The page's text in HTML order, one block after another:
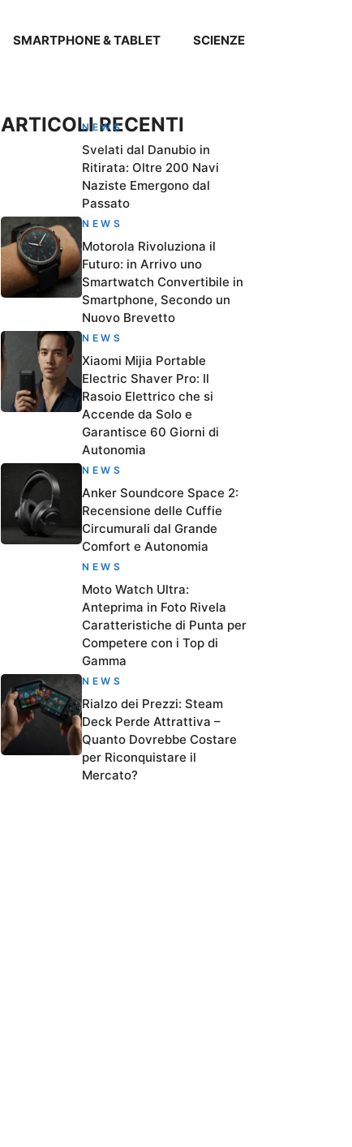
SMARTPHONE & TABLET SCIENZE
ARTICOLI RECENTI
NEWS
Svelati dal Danubio in
Ritirata: Oltre 200 Navi
Naziste Emergono dal
Passato
NEWS
Motorola Rivoluziona il
Futuro: in Arrivo uno
Smartwatch Convertibile in
Smartphone, Secondo un
Nuovo Brevetto
NEWS
Xiaomi Mijia Portable
Electric Shaver Pro: Il
Rasoio Elettrico che si
Accende da Solo e
Garantisce 60 Giorni di
Autonomia
NEWS
Anker Soundcore Space 2:
Recensione delle Cuffie
Circumurali dal Grande
Comfort e Autonomia
NEWS
Moto Watch Ultra:
Anteprima in Foto Rivela
Caratteristiche di Punta per
Competere con i Top di
Gamma
NEWS
Rialzo dei Prezzi: Steam
Deck Perde Attrattiva –
Quanto Dovrebbe Costare
per Riconquistare il
Mercato?